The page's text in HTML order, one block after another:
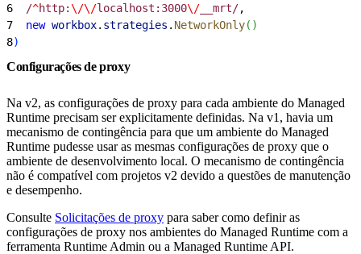
6
  /
^http:\/\/localhost:3000\/ __mrt/,
7
  new
workbox. strategies . NetworkOnly( )
8)
Configurações de proxy
Na v2, as configurações de proxy para cada ambiente do Managed
Runtime precisam ser explicitamente definidas. Na v1, havia um
mecanismo de contingência para que um ambiente do Managed
Runtime pudesse usar as mesmas configurações de proxy que o
ambiente de desenvolvimento local. O mecanismo de contingência
não é compatível com projetos v2 devido a questões de manutenção
e desempenho.
Consulte Solicitações de proxy para saber como definir as
configurações de proxy nos ambientes do Managed Runtime com a
ferramenta Runtime Admin ou a Managed Runtime API.